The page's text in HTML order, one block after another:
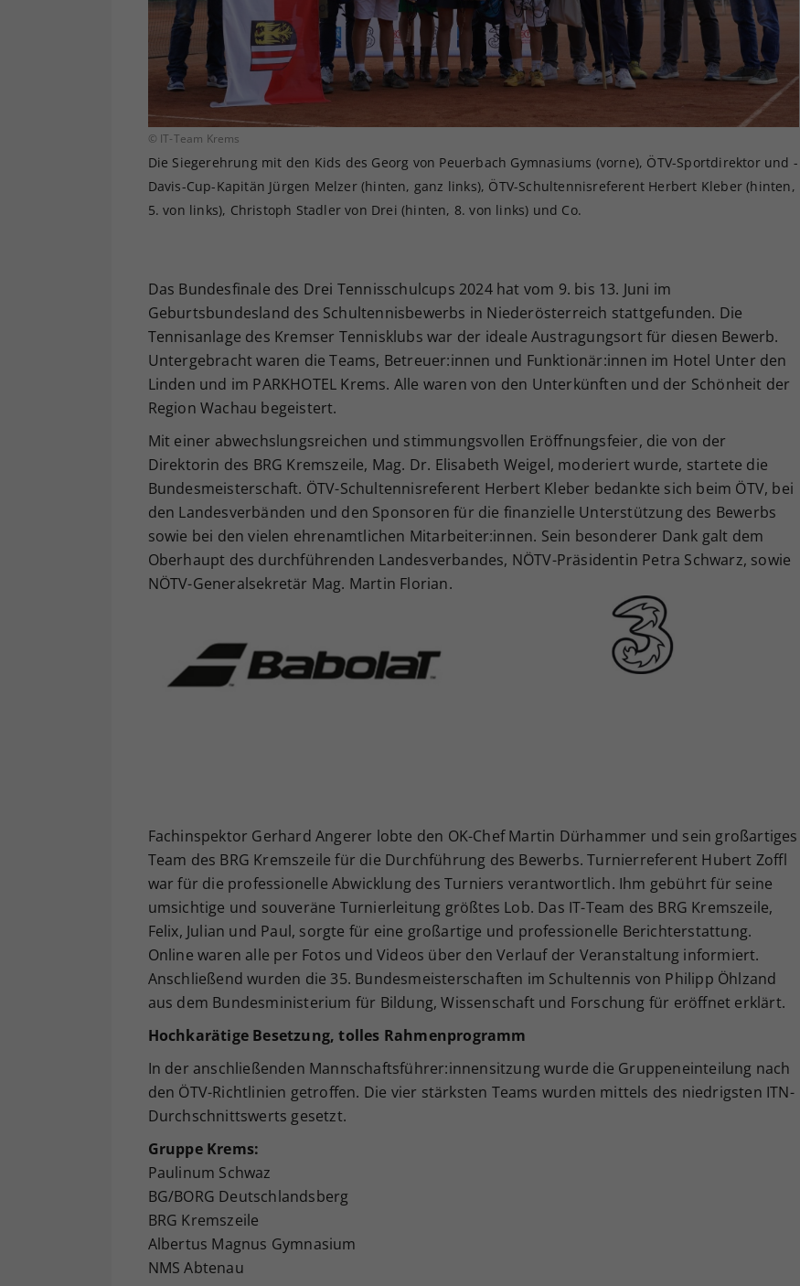
© IT-Team Krems
Die Siegerehrung mit den Kids des Georg von Peuerbach Gymnasiums (vorne), ÖTV-Sportdirektor und -
Davis-Cup-Kapitän Jürgen Melzer (hinten, ganz links), ÖTV-Schultennisreferent Herbert Kleber (hinten,
5. von links), Christoph Stadler von Drei (hinten, 8. von links) und Co.
Das Bundesfinale des Drei Tennisschulcups 2024 hat vom 9. bis 13. Juni im
Geburtsbundesland des Schultennisbewerbs in Niederösterreich stattgefunden. Die
Tennisanlage des Kremser Tennisklubs war der ideale Austragungsort für diesen Bewerb.
Untergebracht waren die Teams, Betreuer:innen und Funktionär:innen im Hotel Unter den
Linden und im PARKHOTEL Krems. Alle waren von den Unterkünften und der Schönheit der
Region Wachau begeistert.
Mit einer abwechslungsreichen und stimmungsvollen Eröffnungsfeier, die von der
Direktorin des BRG Kremszeile, Mag. Dr. Elisabeth Weigel, moderiert wurde, startete die
Bundesmeisterschaft. ÖTV-Schultennisreferent Herbert Kleber bedankte sich beim ÖTV, bei
den Landesverbänden und den Sponsoren für die finanzielle Unterstützung des Bewerbs
sowie bei den vielen ehrenamtlichen Mitarbeiter:innen. Sein besonderer Dank galt dem
Oberhaupt des durchführenden Landesverbandes, NÖTV-Präsidentin Petra Schwarz, sowie
NÖTV-Generalsekretär Mag. Martin Florian.
Fachinspektor Gerhard Angerer lobte den OK-Chef Martin Dürhammer und sein großartiges
Team des BRG Kremszeile für die Durchführung des Bewerbs. Turnierreferent Hubert Zoffl
war für die professionelle Abwicklung des Turniers verantwortlich. Ihm gebührt für seine
umsichtige und souveräne Turnierleitung größtes Lob. Das IT-Team des BRG Kremszeile,
Felix, Julian und Paul, sorgte für eine großartige und professionelle Berichterstattung.
Online waren alle per Fotos und Videos über den Verlauf der Veranstaltung informiert.
Anschließend wurden die 35. Bundesmeisterschaften im Schultennis von Philipp Öhlzand
aus dem Bundesministerium für Bildung, Wissenschaft und Forschung für eröffnet erklärt.
Hochkarätige Besetzung, tolles Rahmenprogramm
In der anschließenden Mannschaftsführer:innensitzung wurde die Gruppeneinteilung nach
den ÖTV-Richtlinien getroffen. Die vier stärksten Teams wurden mittels des niedrigsten ITN-
Durchschnittswerts gesetzt.
Gruppe Krems:
Paulinum Schwaz
BG/BORG Deutschlandsberg
BRG Kremszeile
Albertus Magnus Gymnasium
NMS Abtenau
Ihrer vorgenommen Einstellungen, falls der
Webseiten-Betreiber dies eingestellt hat.